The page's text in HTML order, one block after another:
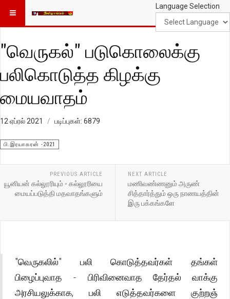
Language Selection
"வெருகல்" படுகொலைக்கு
பலிகொடுத்த கிழக்கு
மையவாதம்
12 ஏப்ரல் 2021 படிப்புகள்: 6879
பி.இரயாகரன் -2021
PREVIOUS ARTICLE
யூனியன் கல்லூரியும் - கல்லூரியை
மையப்படுத்தி மதவாதங்களும்
NEXT ARTICLE
மணிவண்ணனும் அருண்
சித்தார்த்தும் ஒரு நாணயத்தின்
இரு பக்கங்களே
"வெருகலில்" பலி கொடுத்தவர்கள் தங்கள்
பிழைப்புவாத - பிரிவினைவாத தேர்தல் வாக்கு
அரசியலுக்காக, பலி எடுத்தவர்களை குற்றஞ்